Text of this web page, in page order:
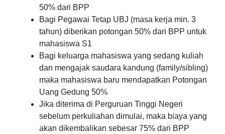
50% dari BPP
Bagi Pegawai Tetap UBJ (masa kerja min. 3
tahun) diberikan potongan 50% dari BPP untuk
mahasiswa S1
Bagi keluarga mahasiswa yang sedang kuliah
dan mengajak saudara kandung (family/sibling)
maka mahasiswa baru mendapatkan Potongan
Uang Gedung 50%
Jika diterima di Perguruan Tinggi Negeri
sebelum perkuliahan dimulai, maka biaya yang
akan dikembalikan sebesar 75% dari BPP